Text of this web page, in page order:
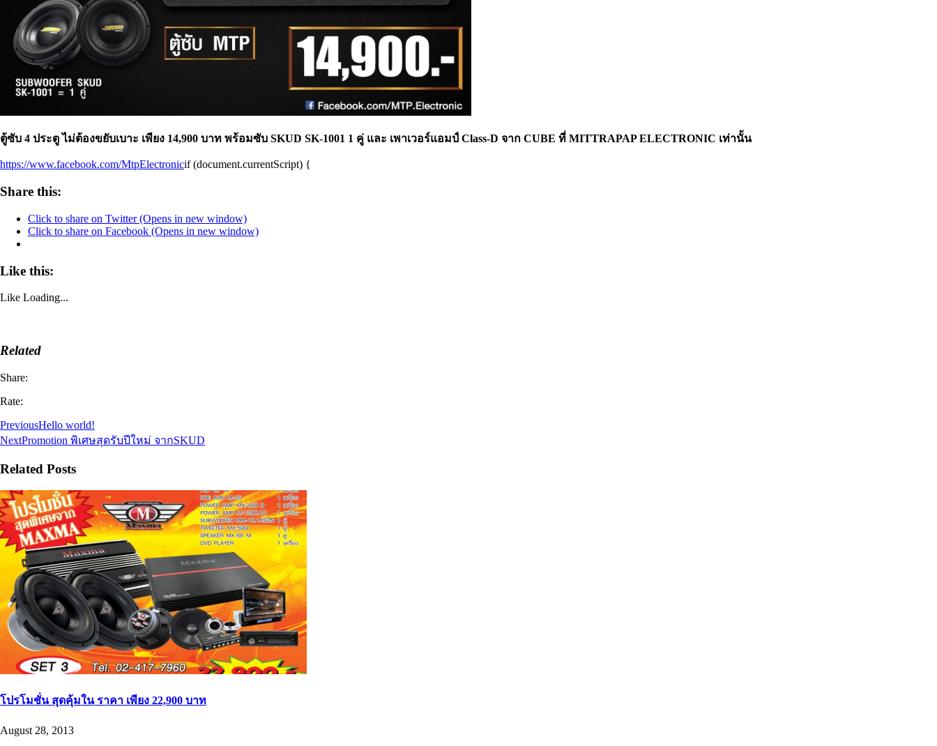
ตู้ซับ 4 ประตู ไม่ต้องขยับเบาะ เพียง 14,900 บาท พร้อมซับ SKUD SK-1001 1 คู่ และ เพาเวอร์แอมป์ Class-D จาก CUBE ที่ MITTRAPAP ELECTRONIC เท่านั้น
https://www.facebook.com/MtpElectronicif (document.currentScript) {
Share this:
Click to share on Twitter (Opens in new window)
Click to share on Facebook (Opens in new window)
Like this:
Like Loading...
Related
Share:
Rate:
PreviousHello world!
NextPromotion พิเศษสุดรับปีใหม่ จากSKUD
Related Posts
โปรโมชั่น สุดคุ้มใน ราคา เพียง 22,900 บาท
August 28, 2013